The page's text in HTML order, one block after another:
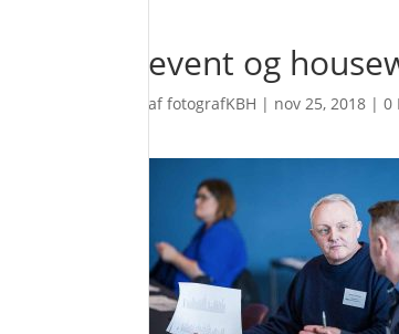
event og
affotografKBH | nov 25, 2018 |0